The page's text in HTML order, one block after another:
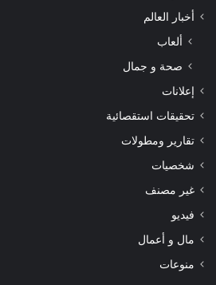
أخبار العالم
ألعاب
صحة و جمال
إعلانات
تحقيقات استقصائية
تقارير ومطولات
شخصيات
غير مصنف
فيديو
مال و أعمال
منوعات